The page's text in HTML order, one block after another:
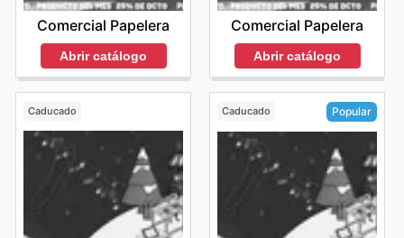
Comercial Papelera
Abrir catálogo
Comercial Papelera
Abrir catálogo
Caducado Caducado Popular